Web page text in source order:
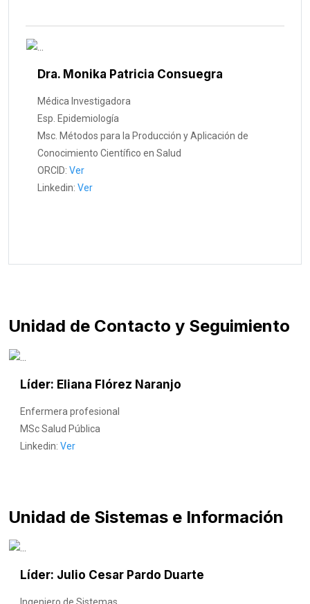
Dra. Monika Patricia Consuegra
Médica Investigadora
Esp. Epidemiología
Msc. Métodos para la Producción y Aplicación de
Conocimiento Científico en Salud
ORCID: Ver
Linkedin: Ver
Unidad de Contacto y Seguimiento
Líder: Eliana Flórez Naranjo
Enfermera profesional
MSc Salud Pública
Linkedin: Ver
Unidad de Sistemas e Información
Líder: Julio Cesar Pardo Duarte